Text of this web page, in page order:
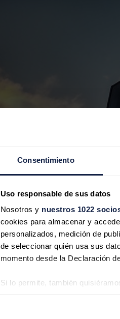
Consentimiento
Uso responsable de sus datos
Nosotros y nuestros 1022
cookies para almacenar y
personalizados, medición de
de seleccionar quién usa sus
momento desde la Declaración
Si lo permite, también